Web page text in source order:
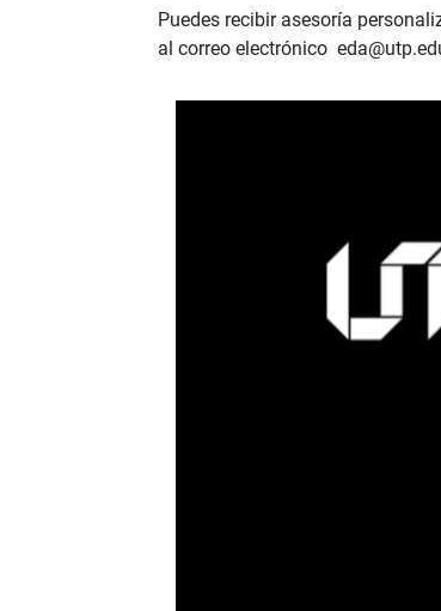
Puedes recibir asesoría
al correo electrónico